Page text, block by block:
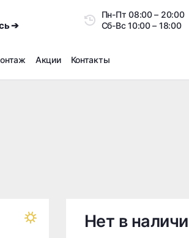
➔
Пн-Пт08:00 –
Сб-Вс10:00 – 18:00
Перешиповка зимней резины
Акции Контакты
Нет в